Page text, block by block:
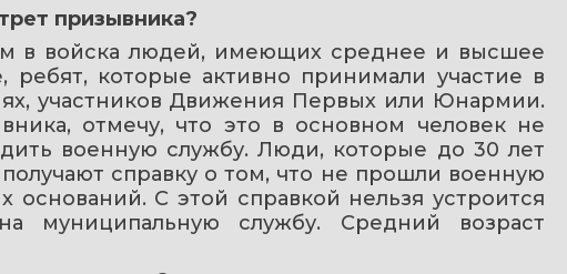
призывника?
в войска людей, имеющих среднее и высшее
ребят, которые активно принимали участие в
участников Движения Первых или Юнармии.
отмечу, что это в основном человек не
военную службу. Люди, которые до 30 лет
справку о том, что не прошли военную
оснований. С этой справкой нельзя устроится
муниципальную службу. Средний возраст